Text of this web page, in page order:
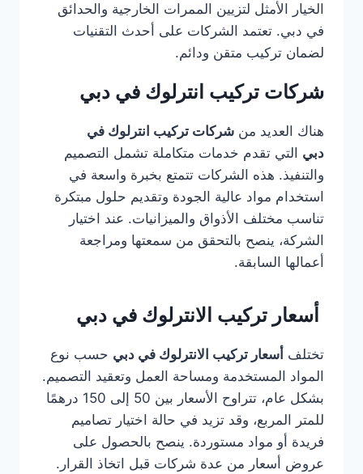
الخيار الأمثل لتزيين الممرات الخارجية والحدائق
في دبي. تعتمد الشركات على أحدث التقنيات
لضمان تركيب متقن ودائم.
شركات تركيب انترلوك في دبي
هناك العديد من شركات تركيب انترلوك في
دبي التي تقدم خدمات متكاملة تشمل التصميم
والتنفيذ. هذه الشركات تتمتع بخبرة واسعة في
استخدام مواد عالية الجودة وتقديم حلول مبتكرة
تناسب مختلف الأذواق والميزانيات. عند اختيار
الشركة، ينصح بالتحقق من سمعتها ومراجعة
أعمالها السابقة.
أسعار تركيب الانترلوك في دبي
تختلف أسعار تركيب الانترلوك في دبي حسب نوع
المواد المستخدمة ومساحة العمل وتعقيد التصميم.
بشكل عام، تتراوح الأسعار بين 50 إلى 150 درهمًا
للمتر المربع، وقد تزيد في حالة اختيار تصاميم
فريدة أو مواد مستوردة. ينصح بالحصول على
عروض أسعار من عدة شركات قبل اتخاذ القرار.